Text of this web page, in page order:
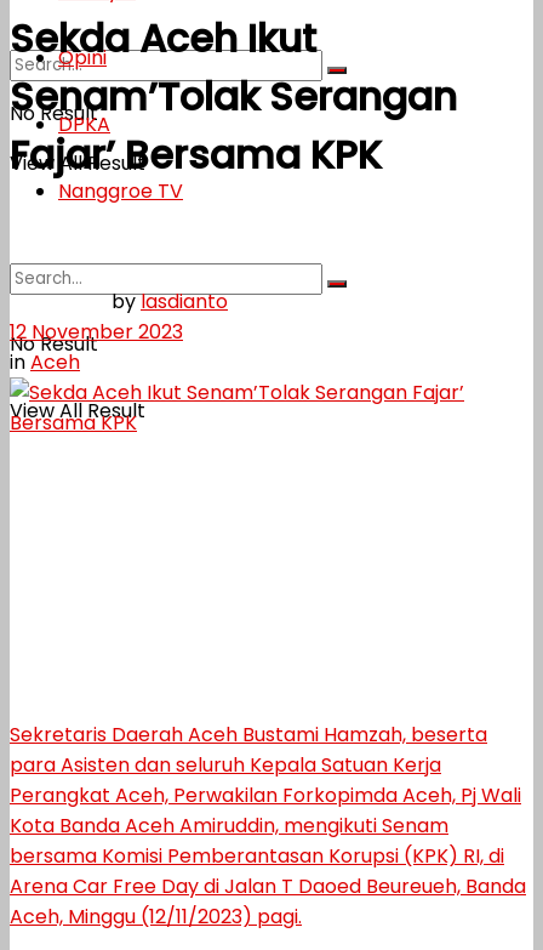
No Result
View All Result
Opini
DPKA
Nanggroe TV
No Result
View All Result
Sekda Aceh Ikut
Senam’Tolak Serangan
Fajar’ Bersama KPK
bylasdianto
12 November 2023
inAceh
Sekretaris Daerah Aceh Bustami Hamzah, beserta
para Asisten dan seluruh Kepala Satuan Kerja
Perangkat Aceh, Perwakilan Forkopimda Aceh, Pj Wali
Kota Banda Aceh Amiruddin, mengikuti Senam
bersama Komisi Pemberantasan Korupsi (KPK) RI, di
Arena Car Free Day di Jalan T Daoed Beureueh, Banda
Aceh, Minggu (12/11/2023) pagi.